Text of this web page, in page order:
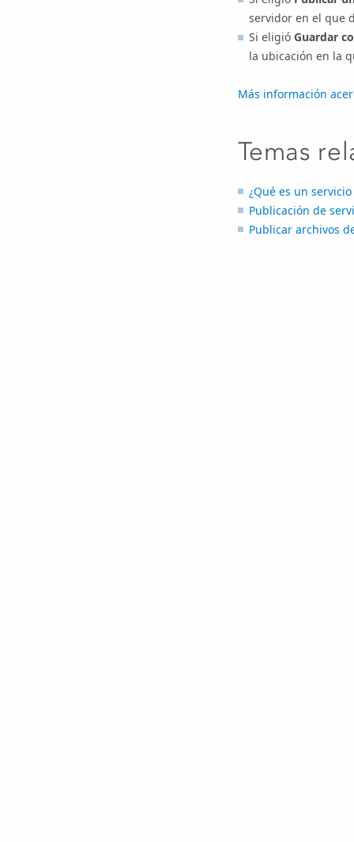
servidor en el que
Si eligió Guardar
la ubicación en la
Más información
Temas
¿Qué es un
Publicación de
Publicar archivos